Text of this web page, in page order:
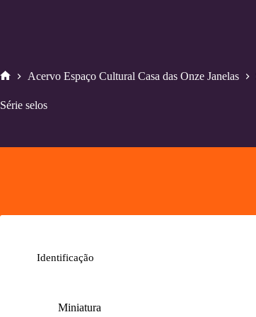
Acervo Espaço Cultural Casa das Onze Janelas
Série selos
Identificação
Miniatura